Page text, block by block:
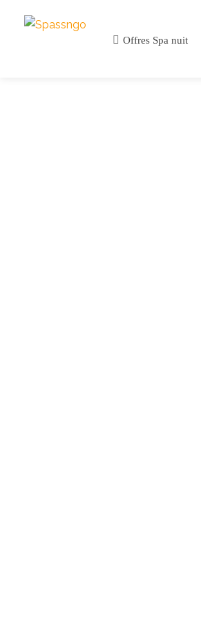
Offres Spa nuit